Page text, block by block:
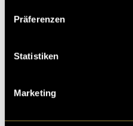
Präferenzen
Statistiken
Marketing